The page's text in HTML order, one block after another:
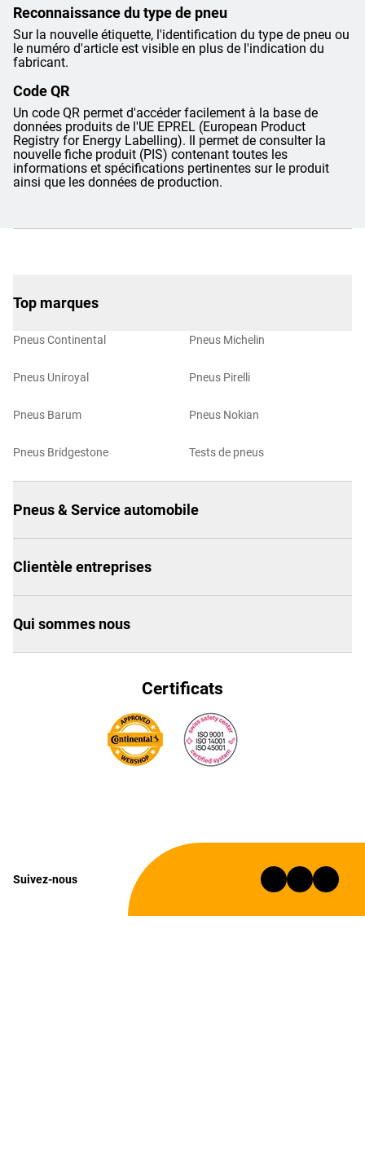
Reconnaissance du type de pneu
Sur la nouvelle étiquette, l'identification du type de pneu ou
le numéro d'article est visible en plus de l'indication du
fabricant.
Code QR
Un code QR permet d'accéder facilement à la base de
données produits de l'UE EPREL (European Product
Registry for Energy Labelling). Il permet de consulter la
nouvelle fiche produit (PIS) contenant toutes les
informations et spécifications pertinentes sur le produit
ainsi que les données de production.
Top marques
Pneus Continental
Pneus Uniroyal
Pneus Barum
Pneus Bridgestone
Pneus Michelin
Pneus Pirelli
Pneus Nokian
Tests de pneus
Pneus & Service automobile
Clientèle entreprises
Qui sommes nous
Certificats
Suivez-nous